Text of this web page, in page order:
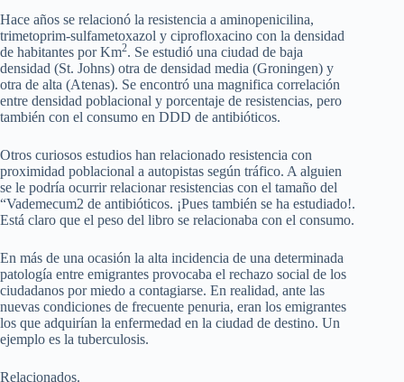
Hace años se relacionó la resistencia a aminopenicilina,
trimetoprim-sulfametoxazol y ciprofloxacino con la densidad
de habitantes por Km2. Se estudió una ciudad de baja
densidad (St. Johns) otra de densidad media (Groningen) y
otra de alta (Atenas). Se encontró una magnifica correlación
entre densidad poblacional y porcentaje de resistencias, pero
también con el consumo en DDD de antibióticos.
Otros curiosos estudios han relacionado resistencia con
proximidad poblacional a autopistas según tráfico. A alguien
se le podría ocurrir relacionar resistencias con el tamaño del
“Vademecum2 de antibióticos. ¡Pues también se ha estudiado!.
Está claro que el peso del libro se relacionaba con el consumo.
En más de una ocasión la alta incidencia de una determinada
patología entre emigrantes provocaba el rechazo social de los
ciudadanos por miedo a contagiarse. En realidad, ante las
nuevas condiciones de frecuente penuria, eran los emigrantes
los que adquirían la enfermedad en la ciudad de destino. Un
ejemplo es la tuberculosis.
Relacionados.